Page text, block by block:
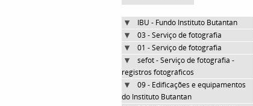
IBU - Fundo Instituto Butantan
03 - Serviço de fotografia
01 - Serviço de fotografia
sefot - Serviço de fotografia -
registros fotográficos
09 - Edificações e equipamentos
do Instituto Butantan